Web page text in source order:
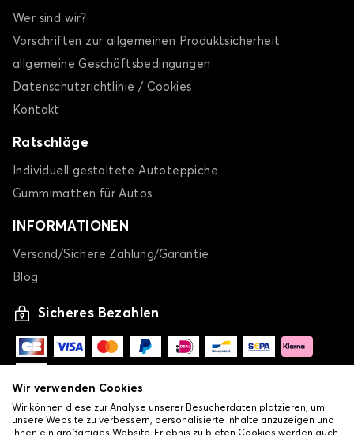
Wer sind wir?
Vorschriften zur allgemeinen Produktsicherheit
allgemeine Geschäftsbedingungen
Datenschutzrichtlinie / Cookies
Kontakt
Ratschläge
Individuell gestaltete Autoteppiche
Gummimatten für Autos
INFORMATIONEN
Versand/Sichere Zahlung/Garantie
Blog
Sicheres Bezahlen
Wir verwenden Cookies
Wir können diese zur Analyse unserer Besucherdaten platzieren, um
unsere Website zu verbessern, personalisierte Inhalte anzuzeigen und